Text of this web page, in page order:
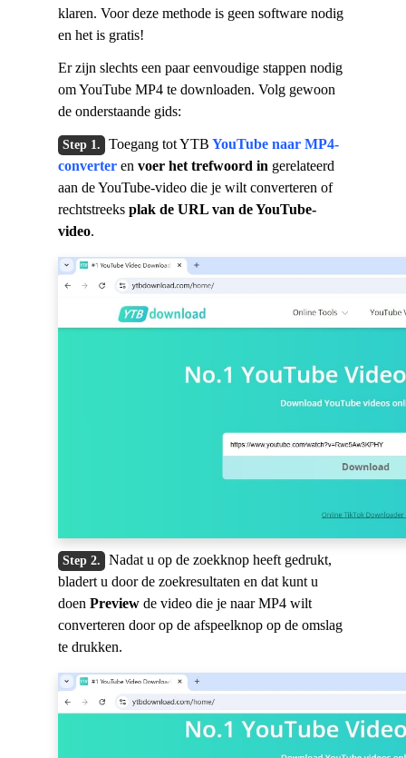
klaren. Voor deze methode is geen software nodig
en het is gratis!
Er zijn slechts een paar eenvoudige stappen nodig
om YouTube MP4 te downloaden. Volg gewoon
de onderstaande gids:
Toegang tot YTB YouTube naar MP4-
converter en voer het trefwoord in gerelateerd
aan de YouTube-video die je wilt converteren of
rechtstreeks plak de URL van de YouTube-
video.
Nadat u op de zoekknop heeft gedrukt,
bladert u door de zoekresultaten en dat kunt u
doen Preview de video die je naar MP4 wilt
converteren door op de afspeelknop op de omslag
te drukken.